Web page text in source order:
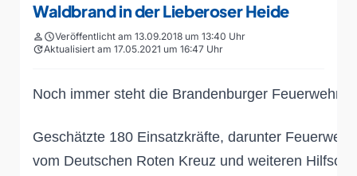
Waldbrand in der Lieberoser Heide
personscheduleVeröffentlicht am 13.09.2018 um 13:40 Uhr
updateAktualisiert am 17.05.2021 um 16:47 Uhr
Noch immer steht die Brandenburger Feuerwehr
Geschätzte 180 Einsatzkräfte, darunter